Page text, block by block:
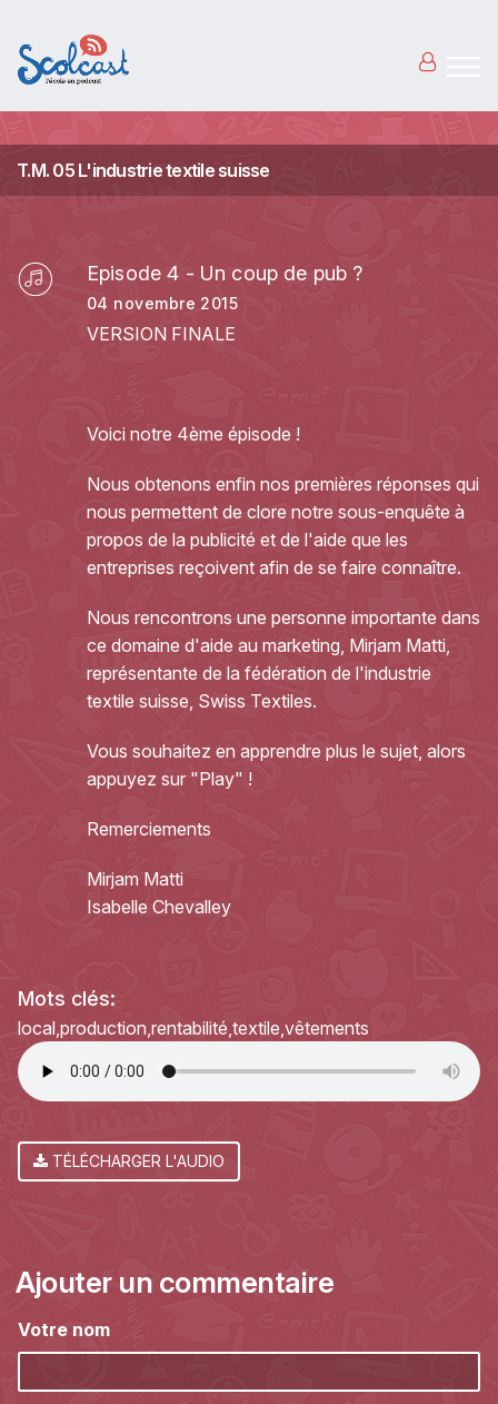
T.M. 05 L'industrie textile suisse
Episode 4 - Un coup de pub ?
04 novembre 2015
VERSION FINALE
Voici notre 4ème épisode !
Nous obtenons enfin nos premières réponses qui
nous permettent de clore notre sous-enquête à
propos de la publicité et de l'aide que les
entreprises reçoivent afin de se faire connaître.
Nous rencontrons une personne importante dans
ce domaine d'aide au marketing, Mirjam Matti,
représentante de la fédération de l'industrie
textile suisse, Swiss Textiles.
Vous souhaitez en apprendre plus le sujet, alors
appuyez sur "Play" !
Remerciements
Mirjam Matti
Isabelle Chevalley
Mots clés:
local production rentabilité textile vêtements
TÉLÉCHARGER L'AUDIO
Ajouter un commentaire
Votre nom